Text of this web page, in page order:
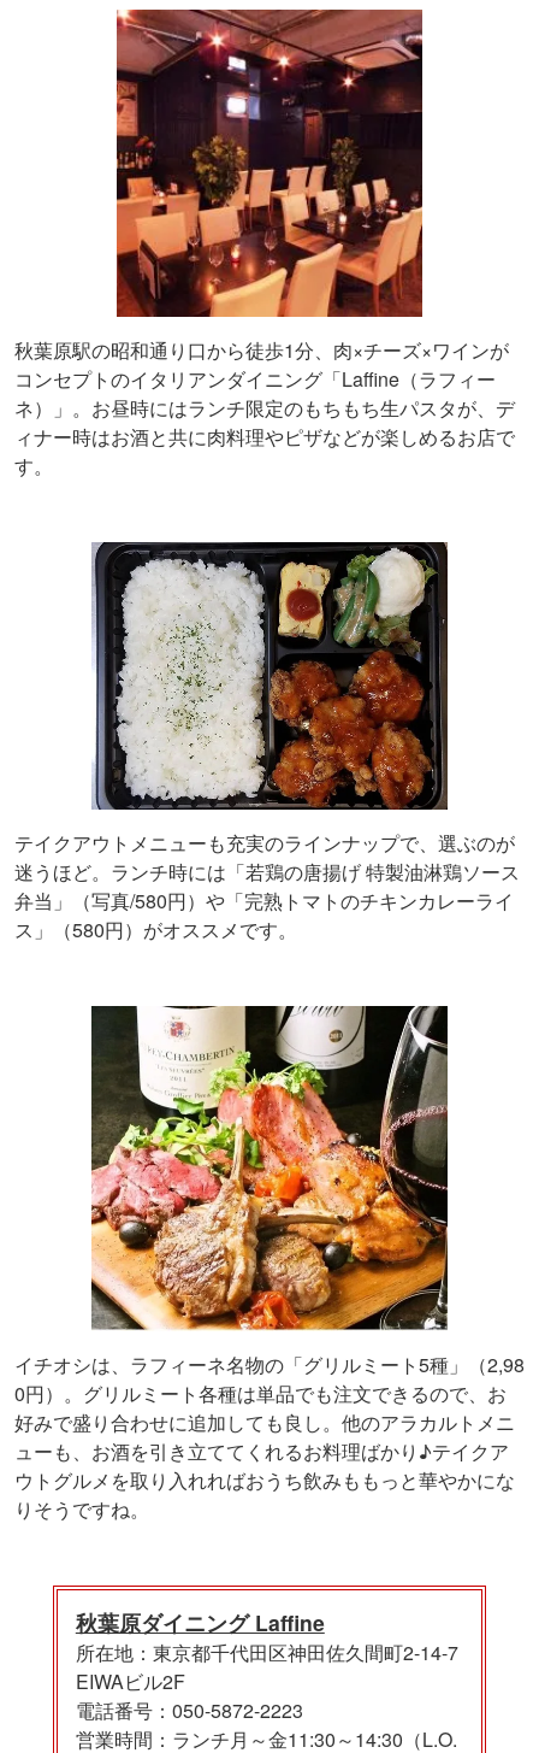
秋葉原駅の昭和通り口から徒歩1分、肉×チーズ×ワインが
コンセプトのイタリアンダイニング「Laffine（ラフィー
ネ）」。お昼時にはランチ限定のもちもち生パスタが、デ
ィナー時はお酒と共に肉料理やピザなどが楽しめるお店で
す。
テイクアウトメニューも充実のラインナップで、選ぶのが
迷うほど。ランチ時には「若鶏の唐揚げ 特製油淋鶏ソース
弁当」（写真/580円）や「完熟トマトのチキンカレーライ
ス」（580円）がオススメです。
イチオシは、ラフィーネ名物の「グリルミート5種」（2,98
0円）。グリルミート各種は単品でも注文できるので、お
好みで盛り合わせに追加しても良し。他のアラカルトメニ
ューも、お酒を引き立ててくれるお料理ばかり♪テイクア
ウトグルメを取り入れればおうち飲みももっと華やかにな
りそうですね。
秋葉原ダイニング Laffine
所在地：東京都千代田区神田佐久間町2-14-7
EIWAビル2F
電話番号：050-5872-2223
営業時間：ランチ月～金11:30～14:30（L.O.